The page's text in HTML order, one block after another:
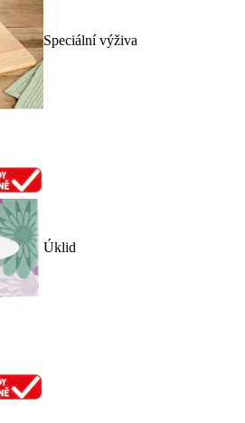
Speciální výživa
Úklid